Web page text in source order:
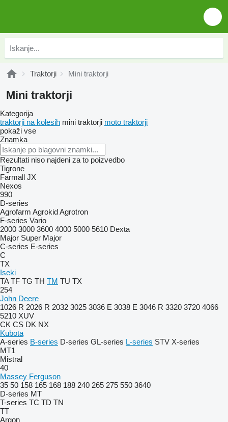
Traktorji Mini traktorji
Mini traktorji
Kategorija
traktorji na kolesih mini traktorji moto traktorji
pokaži vse
Znamka
Rezultati niso najdeni za to poizvedbo
Tigrone
Farmall JX
Nexos
990
D-series
Agrofarm AgrokidAgrotron
F-series Vario
2000 3000 3600 4000 5000 5610 Dexta
Major Super Major
C-series E-series
C
TX
Iseki
TA TF TG TH TM TU TX
254
John Deere
1026 R 2026 R 2032 3025 3036 E 3038 E 3046 R 3320 3720 4066
5210 XUV
CK CS DK NX
Kubota
A-series B-series D-series GL-series L-series STV X-series
MT1
Mistral
40
Massey Ferguson
35 50 158 165 168 188 240 265 275 550 3640
D-series MT
T-series TC TD TN
TT
Argon